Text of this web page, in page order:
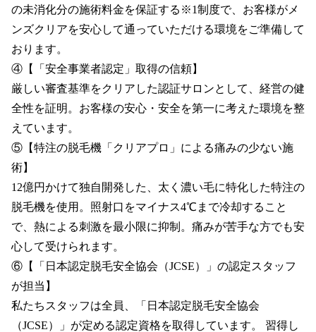
の未消化分の施術料金を保証する※1制度で、お客様がメ
ンズクリアを安心して通っていただける環境をご準備して
おります。
④【「安全事業者認定」取得の信頼】
厳しい審査基準をクリアした認証サロンとして、経営の健
全性を証明。お客様の安心・安全を第一に考えた環境を整
えています。
⑤【特注の脱毛機「クリアプロ」による痛みの少ない施
術】
12億円かけて独自開発した、太く濃い毛に特化した特注の
脱毛機を使用。照射口をマイナス4℃まで冷却すること
で、熱による刺激を最小限に抑制。痛みが苦手な方でも安
心して受けられます。
⑥【「日本認定脱毛安全協会（JCSE）」の認定スタッフ
が担当】
私たちスタッフは全員、「日本認定脱毛安全協会
（JCSE）」が定める認定資格を取得しています。 習得し